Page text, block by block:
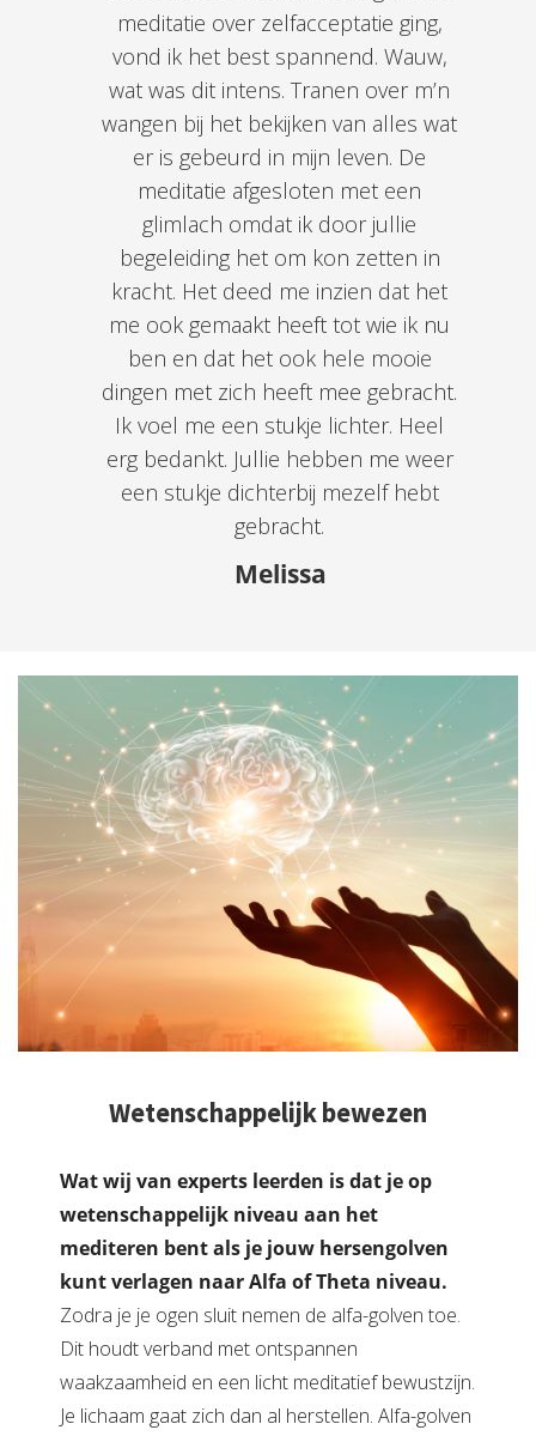
meditatie over zelfacceptatie ging,
vond ik het best spannend. Wauw,
wat was dit intens. Tranen over m’n
wangen bij het bekijken van alles wat
er is gebeurd in mijn leven. De
meditatie afgesloten met een
glimlach omdat ik door jullie
begeleiding het om kon zetten in
kracht. Het deed me inzien dat het
me ook gemaakt heeft tot wie ik nu
ben en dat het ook hele mooie
dingen met zich heeft mee gebracht.
Ik voel me een stukje lichter. Heel
erg bedankt. Jullie hebben me weer
een stukje dichterbij mezelf hebt
gebracht.
Melissa
Wetenschappelijk bewezen
Wat wij van experts leerden is dat je op
wetenschappelijk niveau aan het
mediteren bent als je jouw hersengolven
kunt verlagen naar Alfa of Theta niveau.
Zodra je je ogen sluit nemen de alfa-golven toe.
Dit houdt verband met ontspannen
waakzaamheid en een licht meditatief bewustzijn.
Je lichaam gaat zich dan al herstellen. Alfa-golven